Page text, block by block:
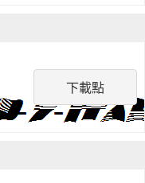
下載點